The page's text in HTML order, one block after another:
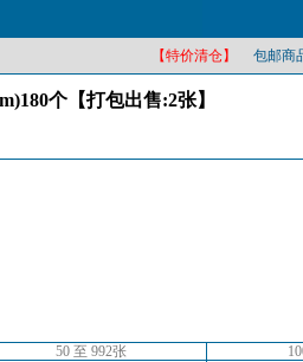
【特价清仓】 包邮商
个【打包出售:2张】
50 至 992张